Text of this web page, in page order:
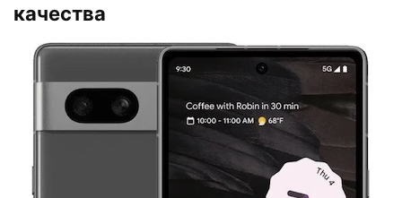
качества